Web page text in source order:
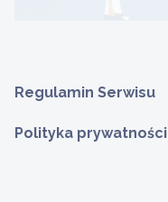
Regulamin Serwisu
Polityka prywatności